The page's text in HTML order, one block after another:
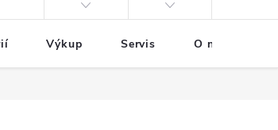
Výkup Servis O nás